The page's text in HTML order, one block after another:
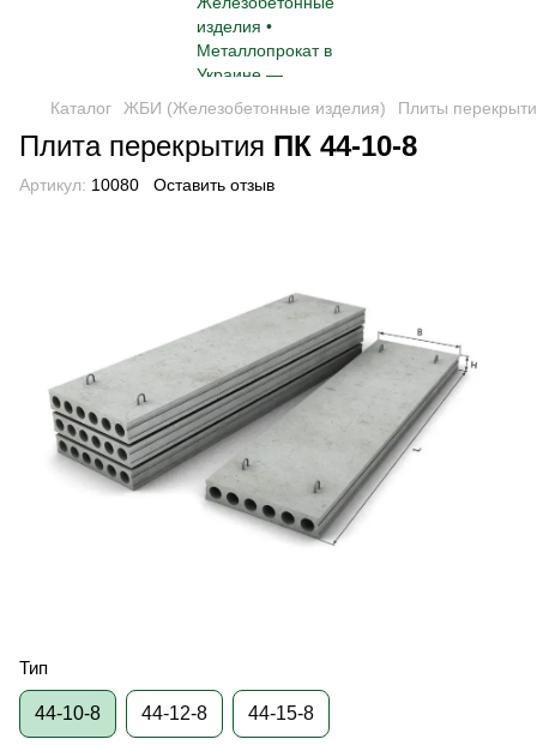
Каталог ЖБИ (Железобетонные изделия) Плиты
Плита перекрытия ПК 44-10-8
Артикул: 10080 Оставить отзыв
Тип
44-10-8 44-12-8 44-15-8